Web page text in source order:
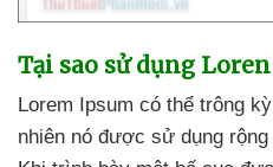
Tại sao sử dụng
Lorem Ipsum có thể trông
nhiên nó được sử dụng